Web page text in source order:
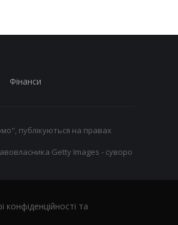
Фінанси
публікуються на правах
Getty Images - суворо
конфіденційності та